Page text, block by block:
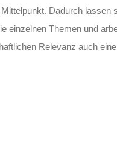
Dadurch lassen
einzelnen Themen und
Relevanz auch